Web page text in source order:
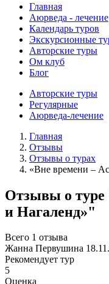
Главная
Аюрведа - лечение
Календарь туров
Экскурсионные
Авторские туры
Ом клуб
Блог
Авторские туры
Регулярные
Аюрведа-лечение
Главная
Отзывы
Отзывы о турах
«Вне времени –
Отзывы о туре
и Нагаленд»"
Всего 1 отзыва
Жанна Первушина
Рекомендует тур
5
Оценка